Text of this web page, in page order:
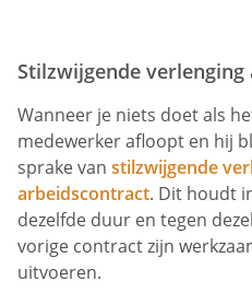
Stilzwijgende
Wanneer je niets doet als
medewerker afloopt en hij
sprake van stilzwijgende
arbeidscontract. Dit houdt
dezelfde duur en tegen
vorige contract zijn
uitvoeren.